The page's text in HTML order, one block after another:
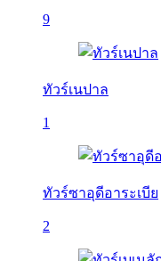
9
ทัวร์เนปาล
1
ทัวร์ซาอุดีอาระเบีย
2